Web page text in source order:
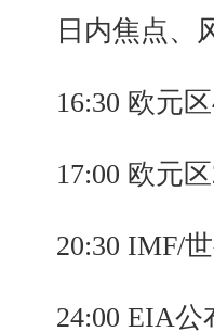
日内焦点、风
16:30 欧元区4
17:00 欧元区
20:30 IMF/世
24:00 EIA公